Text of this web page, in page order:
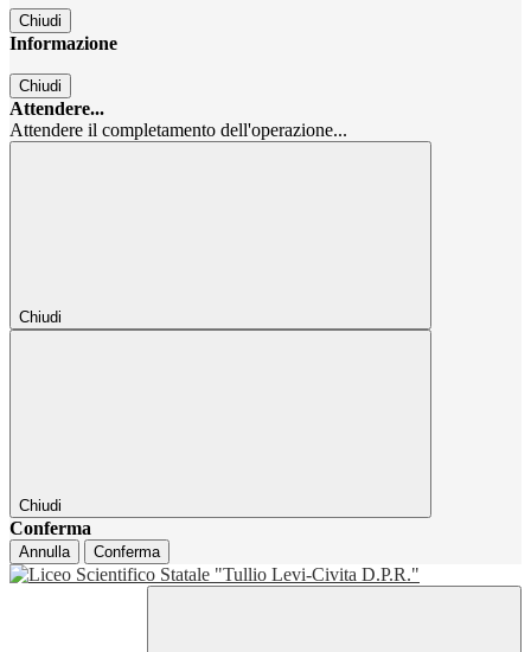
Chiudi
Informazione
Chiudi
Attendere...
Attendere il completamento dell'operazione...
Chiudi
Chiudi
Conferma
Annulla Conferma